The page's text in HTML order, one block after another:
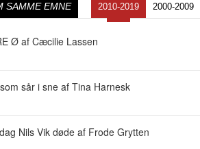
SAMME EMNE 2010-2019 2000-2009
Ø af Cæcilie Lassen
sår i sne af Tina Harnesk
Nils Vik døde af Frode Grytten